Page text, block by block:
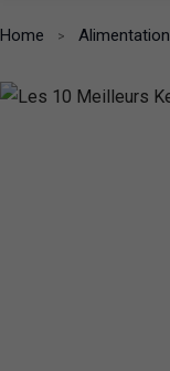
Home Alimentation